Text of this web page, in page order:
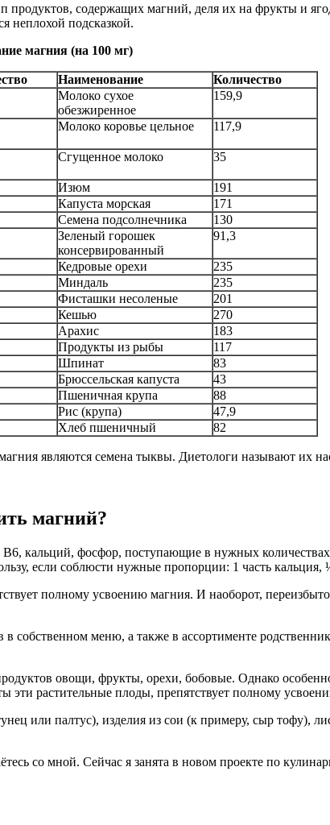
продуктов, содержащих магний, деля их на фрукты и
неплохой подсказкой.
магния (на 100 мг)
Наименование
Количество
Молоко сухое
обезжиренное
159,9
Молоко коровье цельное 117,9
Сгущенное молоко 35
Изюм
191
Капуста морская
171
Семена подсолнечника
130
Зеленый горошек
консервированный
91,3
Кедровые орехи
235
Миндаль
235
Фисташки несоленые
201
Кешью
270
Арахис
183
Продукты из рыбы
117
Шпинат
83
Брюссельская капуста
43
Пшеничная крупа
88
Рис (крупа)
47,9
Хлеб пшеничный 82
являются семена тыквы. Диетологи называют их
магний?
кальций, фосфор, поступающие в нужных
если соблюсти нужные пропорции: 1 часть
полному усвоению магния. И наоборот,
в собственном меню, а также в ассортименте
овощи, фрукты, орехи, бобовые. Однако
эти растительные плоды, препятствует полному
или палтус), изделия из сои (к примеру, сыр тофу),
со мной. Сейчас я занята в новом проекте по